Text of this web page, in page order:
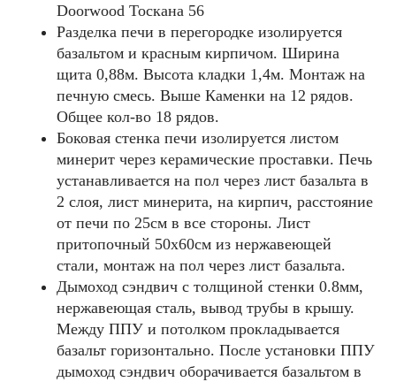
Doorwood Тоскана 56
Разделка печи в перегородке изолируется
базальтом и красным кирпичом. Ширина
щита 0,88м. Высота кладки 1,4м. Mонтаж на
печную смесь. Выше Каменки на 12 рядов.
Общее кол-во 18 рядов.
Боковая стенка печи изолируется листом
минерит через керамические проставки. Печь
устанавливается на пол через лист базальта в
2 слоя, лист минерита, на кирпич, расстояние
от печи по 25см в все стороны. Лист
притопочный 50х60см из нержавеющей
стали, монтаж на пол через лист базальта.
Дымоход сэндвич с толщиной стенки 0.8мм,
нержавеющая сталь, вывод трубы в крышу.
Между ППУ и потолком прокладывается
базальт горизонтально. После установки ППУ
дымоход сэндвич оборачивается базальтом в